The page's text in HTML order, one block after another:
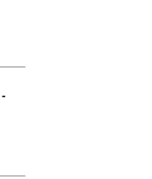
-